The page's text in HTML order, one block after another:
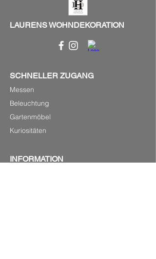
LAURENS WOHNDEKORATION
SCHNELLER ZUGANG
Messen
Beleuchtung
Gartenmöbel
Kuriositäten
INFORMATION